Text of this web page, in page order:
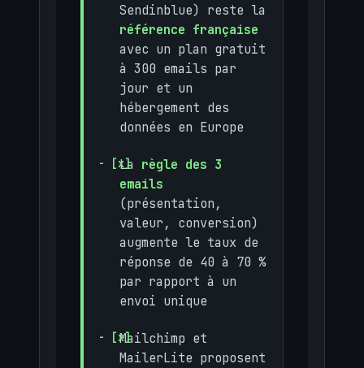
Sendinblue) reste la
référence française
avec un plan gratuit
à 300 emails par
jour et un
hébergement des
données en Europe
La règle des 3
emails
(présentation,
valeur, conversion)
augmente le taux de
réponse de 40 à 70 %
par rapport à un
envoi unique
Mailchimp et
MailerLite proposent